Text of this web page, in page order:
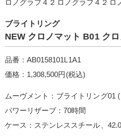
ブライトリング
NEW クロノマット B01 ク
品番：AB0158101L1A1
価格：1,308,500円(税込)
ムーヴメント：ブライトリング01
パワーリザーブ：70時間
ケース：ステンレススチール、